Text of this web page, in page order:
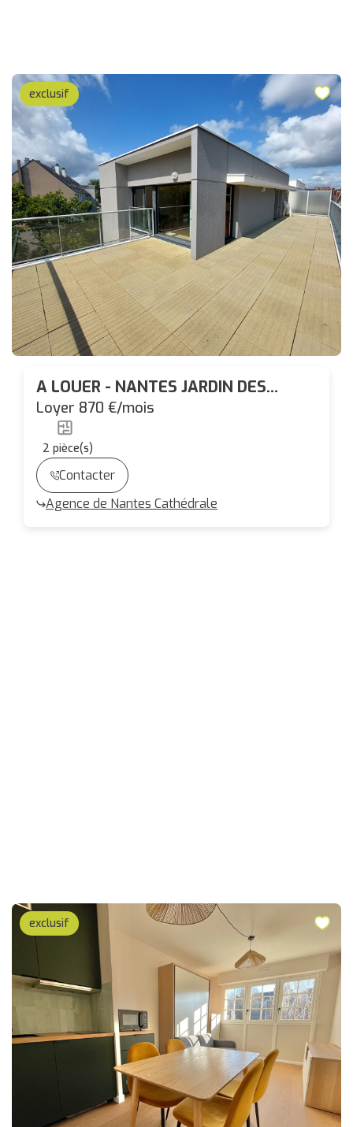
exclusif
A LOUER - NANTES JARDIN DES
PLANTES - Appartement 2 pièces
NON MEUBLE de 56.05 m²
Loyer 870 €/mois
2 pièce(s)
Contacter
Agence de Nantes Cathédrale
exclusif